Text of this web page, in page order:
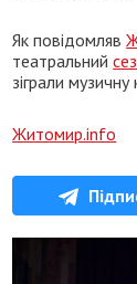
Як повідомляв
театральний
зіграли
Житомир.info